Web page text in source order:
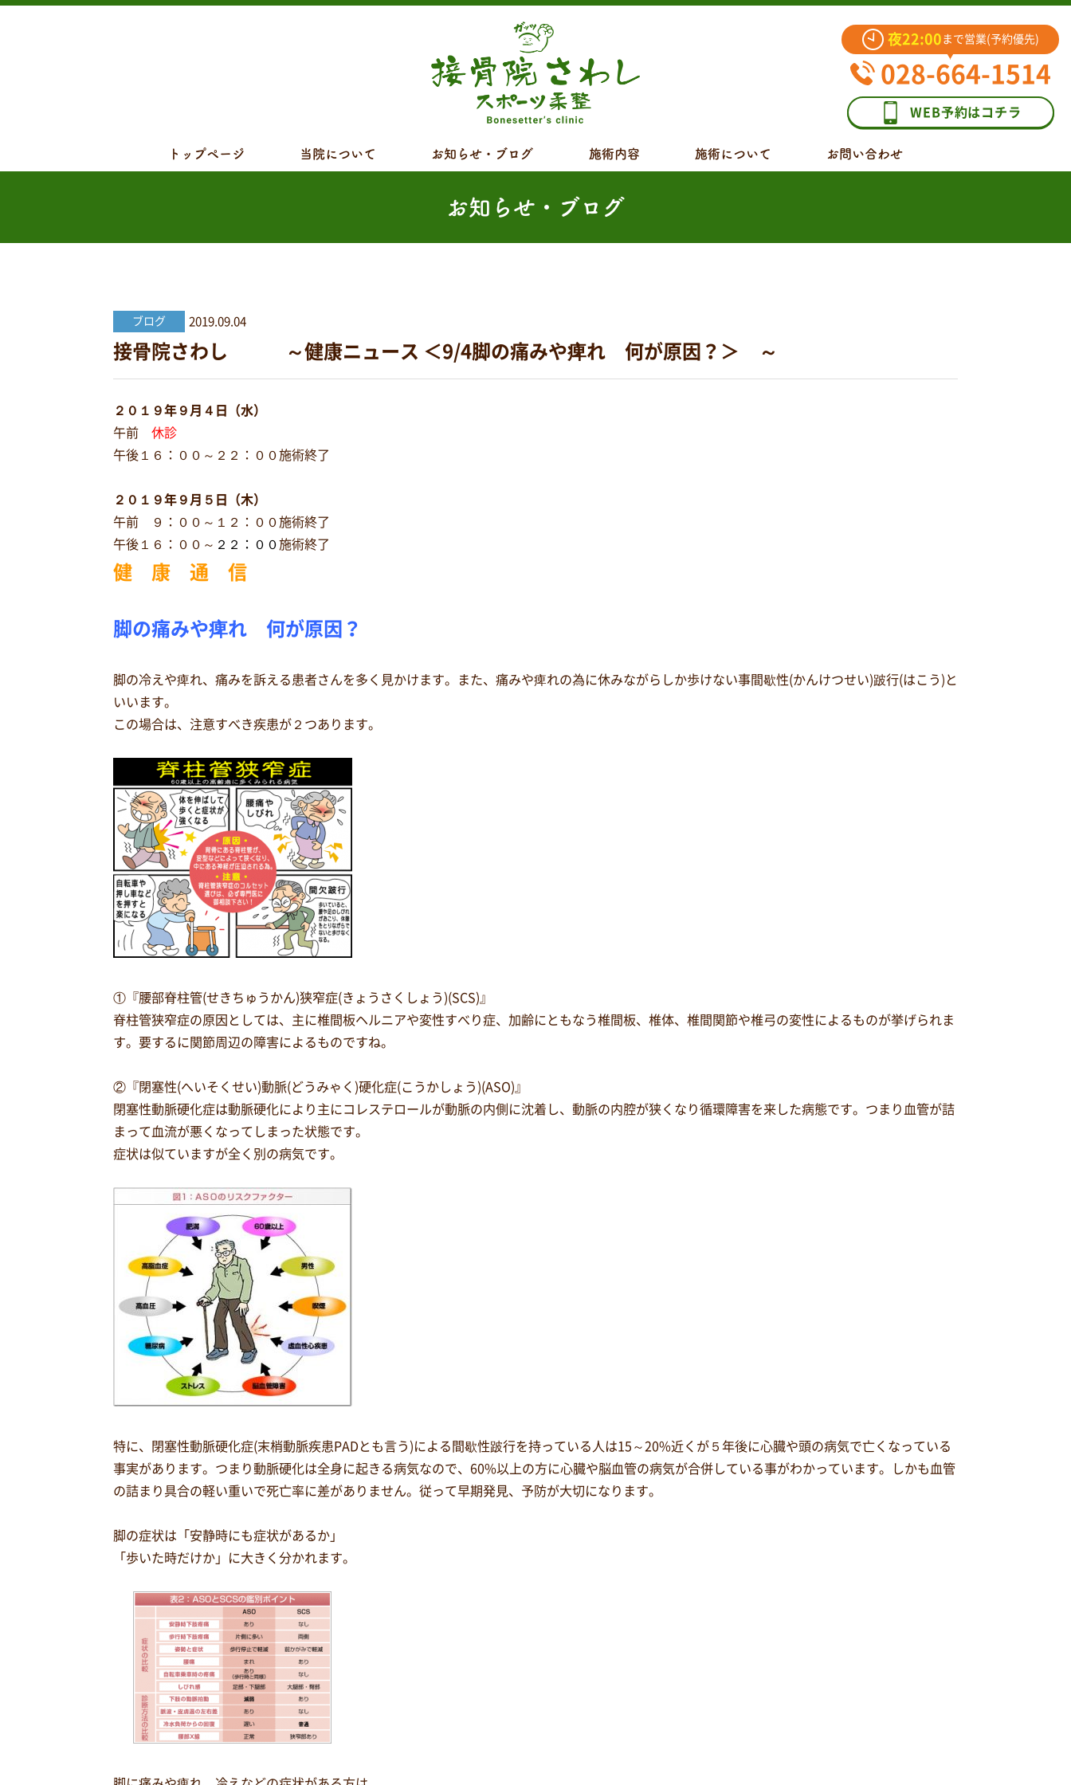
夜22:00 まで営業(予約優先)
028-664-1514
WEB予約はコチラ
トップページ 当院について お知らせ・ブログ 施術内容 施術について お問い合わせ
お知らせ・ブログ
ブログ 2019.09.04
接骨院さわし ～健康ニュース ＜9/4脚の痛みや痺れ 何が原因？＞ ～
２０１９年９月４日（水）
午前 休診
午後１６：００～２２：００施術終了
２０１９年９月５日（木）
午前 ９：００～１２：００施術終了
午後１６：００～ ２２：００施術終了
健 康 通 信
脚の痛みや痺れ 何が原因？
脚の冷えや痺れ、痛みを訴える患者さんを多く見かけます。また、痛みや痺れの為に休みながらしか歩けない事間歇性(かんけつせい)跛行(はこう)と
いいます。
この場合は、注意すべき疾患が２つあります。
①『腰部脊柱管(せきちゅうかん)狭窄症(きょうさくしょう)(SCS)』
脊柱管狭窄症の原因としては、主に椎間板ヘルニアや変性すべり症、加齢にともなう椎間板、椎体、椎間関節や椎弓の変性によるものが挙げられま
す。要するに関節周辺の障害によるものですね。
②『閉塞性(へいそくせい)動脈(どうみゃく)硬化症(こうかしょう)(ASO)』
閉塞性動脈硬化症は動脈硬化により主にコレステロールが動脈の内側に沈着し、動脈の内腔が狭くなり循環障害を来した病態です。つまり血管が詰
まって血流が悪くなってしまった状態です。
症状は似ていますが全く別の病気です。
特に、閉塞性動脈硬化症(末梢動脈疾患PADとも言う)による間歇性跛行を持っている人は15～20%近くが５年後に心臓や頭の病気で亡くなっている
事実があります。つまり動脈硬化は全身に起きる病気なので、60%以上の方に心臓や脳血管の病気が合併している事がわかっています。しかも血管
の詰まり具合の軽い重いで死亡率に差がありません。従って早期発見、予防が大切になります。
脚の症状は「安静時にも症状があるか」
「歩いた時だけか」に大きく分かれます。